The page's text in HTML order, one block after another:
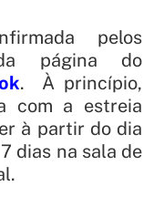
pelos
página do
. À princípio,
com a estreia
à partir do dia
dias na sala de